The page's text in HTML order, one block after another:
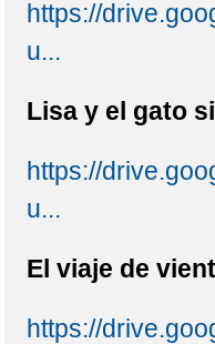
https://
u...
Lisa y el gato
https://
u...
El viaje de
https://